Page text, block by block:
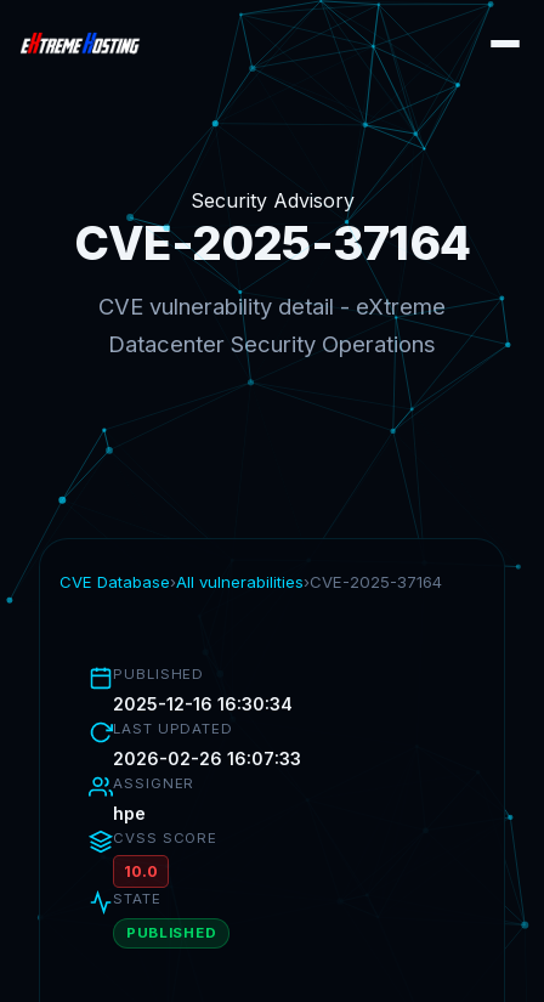
Security Advisory
CVE-2025-37164
CVE vulnerability detail - eXtreme
Datacenter Security Operations
CVE Database›All vulnerabilities›CVE-2025-37164
PUBLISHED
2025-12-16 16:30:34
LAST UPDATED
2026-02-26 16:07:33
ASSIGNER
hpe
CVSS SCORE
10.0
STATE
PUBLISHED